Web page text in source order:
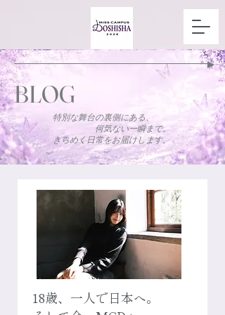
BLOG
​特別な舞台の裏側にある、
何気ない一瞬まで。
きらめく日常をお届けします。
18歳、一人で日本へ。